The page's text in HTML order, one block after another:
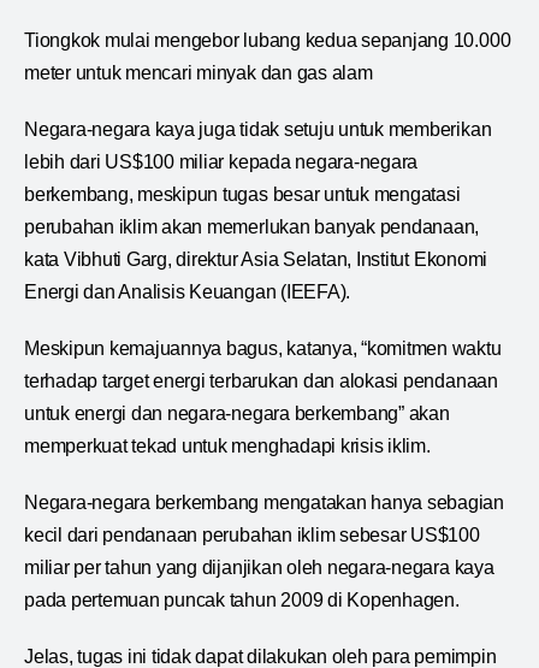
Tiongkok mulai mengebor lubang kedua sepanjang 10.000
meter untuk mencari minyak dan gas alam
Negara-negara kaya juga tidak setuju untuk memberikan
lebih dari US$100 miliar kepada negara-negara
berkembang, meskipun tugas besar untuk mengatasi
perubahan iklim akan memerlukan banyak pendanaan,
kata Vibhuti Garg, direktur Asia Selatan, Institut Ekonomi
Energi dan Analisis Keuangan (IEEFA).
Meskipun kemajuannya bagus, katanya, “komitmen waktu
terhadap target energi terbarukan dan alokasi pendanaan
untuk energi dan negara-negara berkembang” akan
memperkuat tekad untuk menghadapi krisis iklim.
Negara-negara berkembang mengatakan hanya sebagian
kecil dari pendanaan perubahan iklim sebesar US$100
miliar per tahun yang dijanjikan oleh negara-negara kaya
pada pertemuan puncak tahun 2009 di Kopenhagen.
Jelas, tugas ini tidak dapat dilakukan oleh para pemimpin